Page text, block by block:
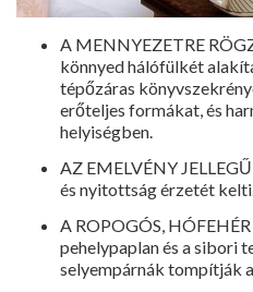
A MENNYEZETRE
könnyed hálófülkét
tépőzáras
erőteljes formákat, és
helyiségben.
AZ EMELVÉNY
és nyitottság érzetét
A ROPOGÓS,
pehelypaplan és a sibori
selyempárnák tompítják